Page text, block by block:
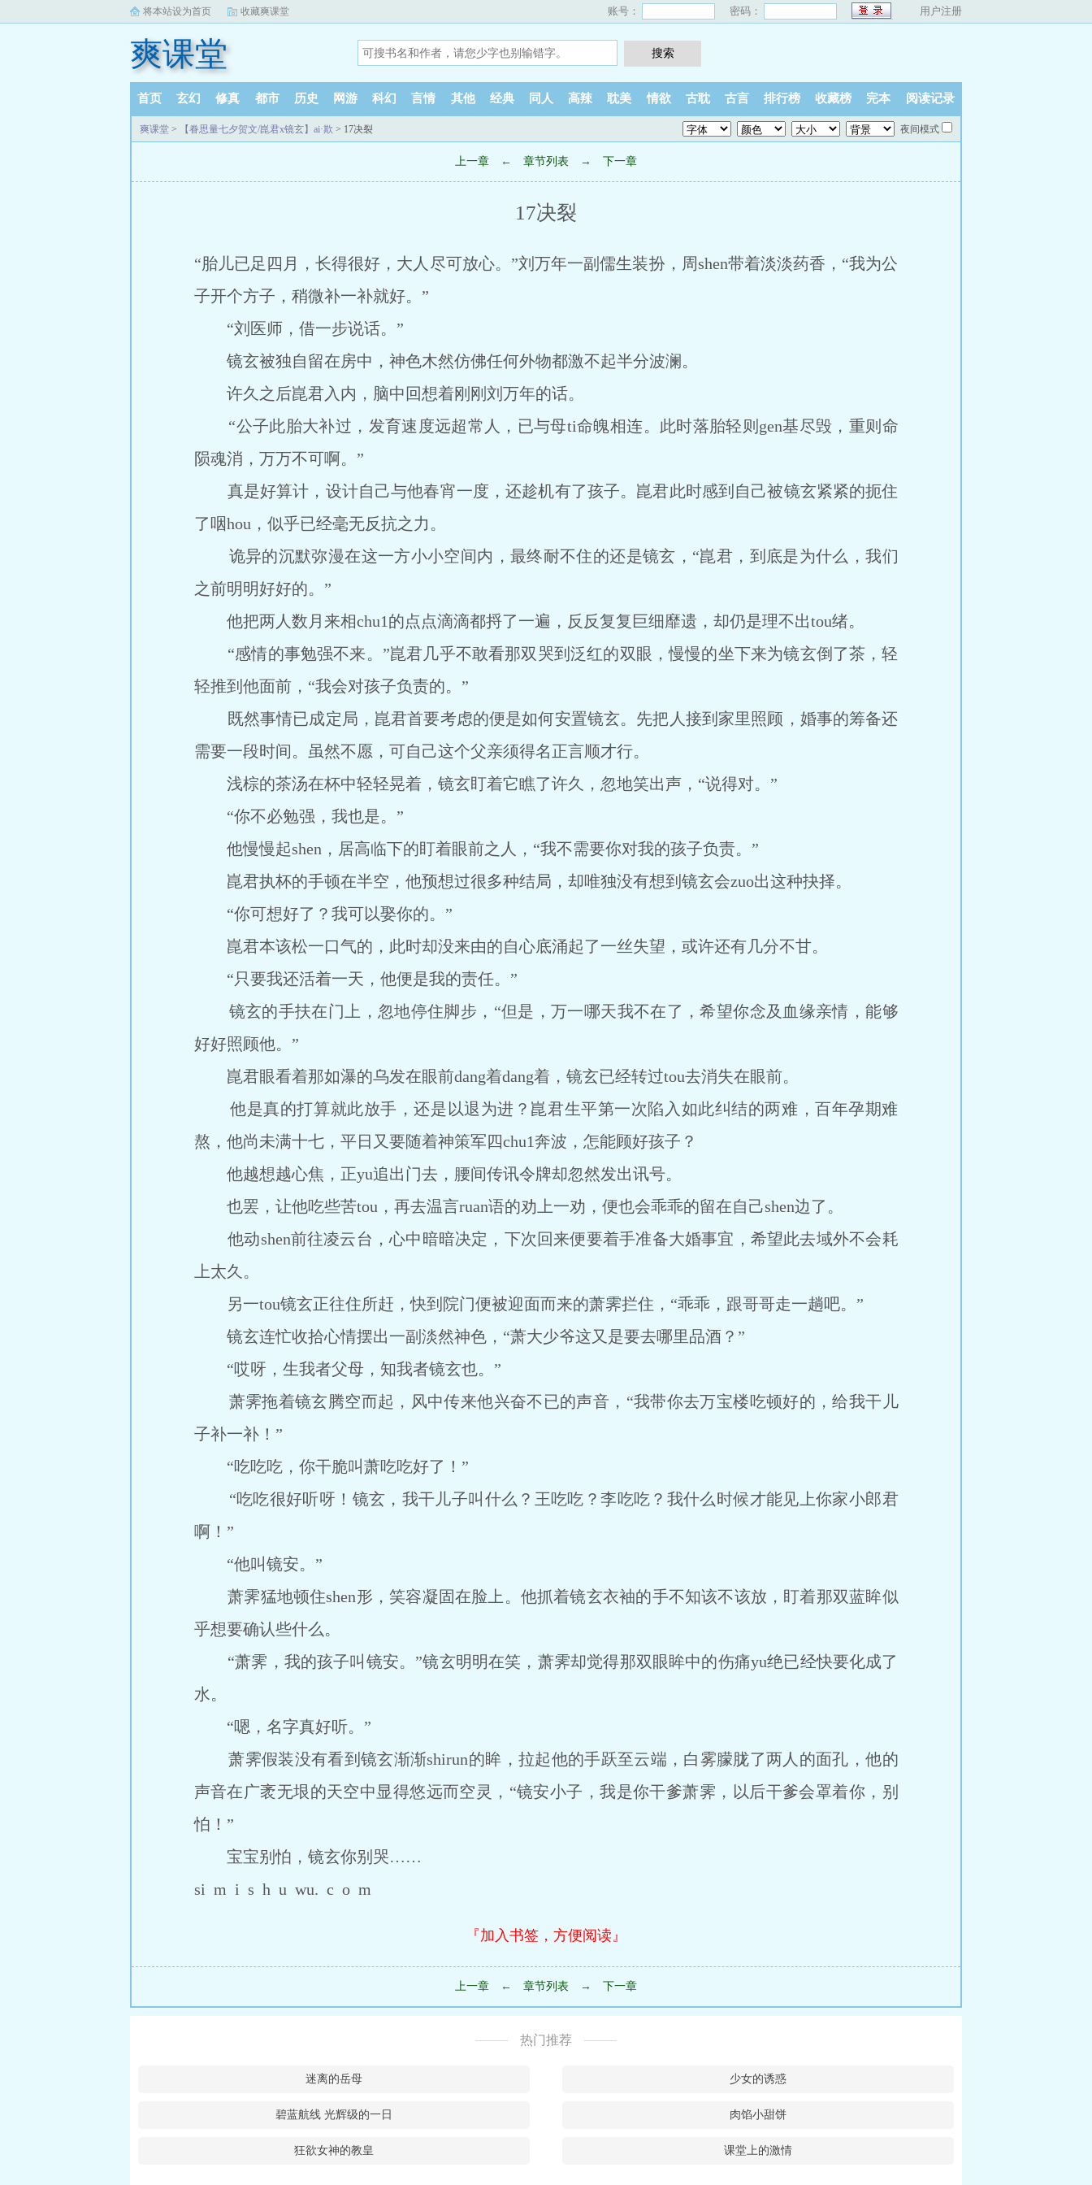
将本站设为首页 收藏爽课堂 账号： 密码： 用户注册
爽课堂
首页 玄幻 修真 都市 历史 网游 科幻 言情 其他 经典 同人 高辣 耽美 情欲 古耽 古言 排行榜 收藏榜 完本 阅读记录
爽课堂 > 【眷思量七夕贺文/崑君x镜玄】ai·欺 > 17决裂 夜间模式
上一章 ← 章节列表 → 下一章
17决裂
“胎儿已足四月，长得很好，大人尽可放心。”刘万年一副儒生装扮，周shen带着淡淡药香，“我为公
子开个方子，稍微补一补就好。”
“刘医师，借一步说话。”
镜玄被独自留在房中，神色木然仿佛任何外物都激不起半分波澜。
许久之后崑君入内，脑中回想着刚刚刘万年的话。
“公子此胎大补过，发育速度远超常人，已与母ti命魄相连。此时落胎轻则gen基尽毁，重则命
陨魂消，万万不可啊。”
真是好算计，设计自己与他春宵一度，还趁机有了孩子。崑君此时感到自己被镜玄紧紧的扼住
了咽hou，似乎已经毫无反抗之力。
诡异的沉默弥漫在这一方小小空间内，最终耐不住的还是镜玄，“崑君，到底是为什么，我们
之前明明好好的。”
他把两人数月来相chu1的点点滴滴都捋了一遍，反反复复巨细靡遗，却仍是理不出tou绪。
“感情的事勉强不来。”崑君几乎不敢看那双哭到泛红的双眼，慢慢的坐下来为镜玄倒了茶，轻
轻推到他面前，“我会对孩子负责的。”
既然事情已成定局，崑君首要考虑的便是如何安置镜玄。先把人接到家里照顾，婚事的筹备还
需要一段时间。虽然不愿，可自己这个父亲须得名正言顺才行。
浅棕的茶汤在杯中轻轻晃着，镜玄盯着它瞧了许久，忽地笑出声，“说得对。”
“你不必勉强，我也是。”
他慢慢起shen，居高临下的盯着眼前之人，“我不需要你对我的孩子负责。”
崑君执杯的手顿在半空，他预想过很多种结局，却唯独没有想到镜玄会zuo出这种抉择。
“你可想好了？我可以娶你的。”
崑君本该松一口气的，此时却没来由的自心底涌起了一丝失望，或许还有几分不甘。
“只要我还活着一天，他便是我的责任。”
镜玄的手扶在门上，忽地停住脚步，“但是，万一哪天我不在了，希望你念及血缘亲情，能够
好好照顾他。”
崑君眼看着那如瀑的乌发在眼前dang着dang着，镜玄已经转过tou去消失在眼前。
他是真的打算就此放手，还是以退为进？崑君生平第一次陷入如此纠结的两难，百年孕期难
熬，他尚未满十七，平日又要随着神策军四chu1奔波，怎能顾好孩子？
他越想越心焦，正yu追出门去，腰间传讯令牌却忽然发出讯号。
也罢，让他吃些苦tou，再去温言ruan语的劝上一劝，便也会乖乖的留在自己shen边了。
他动shen前往凌云台，心中暗暗决定，下次回来便要着手准备大婚事宜，希望此去域外不会耗
上太久。
另一tou镜玄正往住所赶，快到院门便被迎面而来的萧霁拦住，“乖乖，跟哥哥走一趟吧。”
镜玄连忙收拾心情摆出一副淡然神色，“萧大少爷这又是要去哪里品酒？”
“哎呀，生我者父母，知我者镜玄也。”
萧霁拖着镜玄腾空而起，风中传来他兴奋不已的声音，“我带你去万宝楼吃顿好的，给我干儿
子补一补！”
“吃吃吃，你干脆叫萧吃吃好了！”
“吃吃很好听呀！镜玄，我干儿子叫什么？王吃吃？李吃吃？我什么时候才能见上你家小郎君
啊！”
“他叫镜安。”
萧霁猛地顿住shen形，笑容凝固在脸上。他抓着镜玄衣袖的手不知该不该放，盯着那双蓝眸似
乎想要确认些什么。
“萧霁，我的孩子叫镜安。”镜玄明明在笑，萧霁却觉得那双眼眸中的伤痛yu绝已经快要化成了
水。
“嗯，名字真好听。”
萧霁假装没有看到镜玄渐渐shirun的眸，拉起他的手跃至云端，白雾朦胧了两人的面孔，他的
声音在广袤无垠的天空中显得悠远而空灵，“镜安小子，我是你干爹萧霁，以后干爹会罩着你，别
怕！”
宝宝别怕，镜玄你别哭……
si m i s h u wu. c o m
『加入书签，方便阅读』
上一章 ← 章节列表 → 下一章
热门推荐
迷离的岳母 少女的诱惑
碧蓝航线 光辉级的一日 肉馅小甜饼
狂欲女神的教皇 课堂上的激情